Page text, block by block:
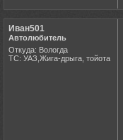
Иван501
Автолюбитель
Откуда: Вологда
ТС: УАЗ,Жига-дрыга, тойота